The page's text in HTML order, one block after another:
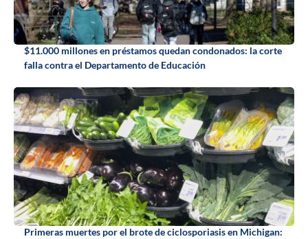
$11.000 millones en préstamos quedan condonados: la corte
falla contra el Departamento de Educación
Primeras muertes por el brote de ciclosporiasis en Michigan: